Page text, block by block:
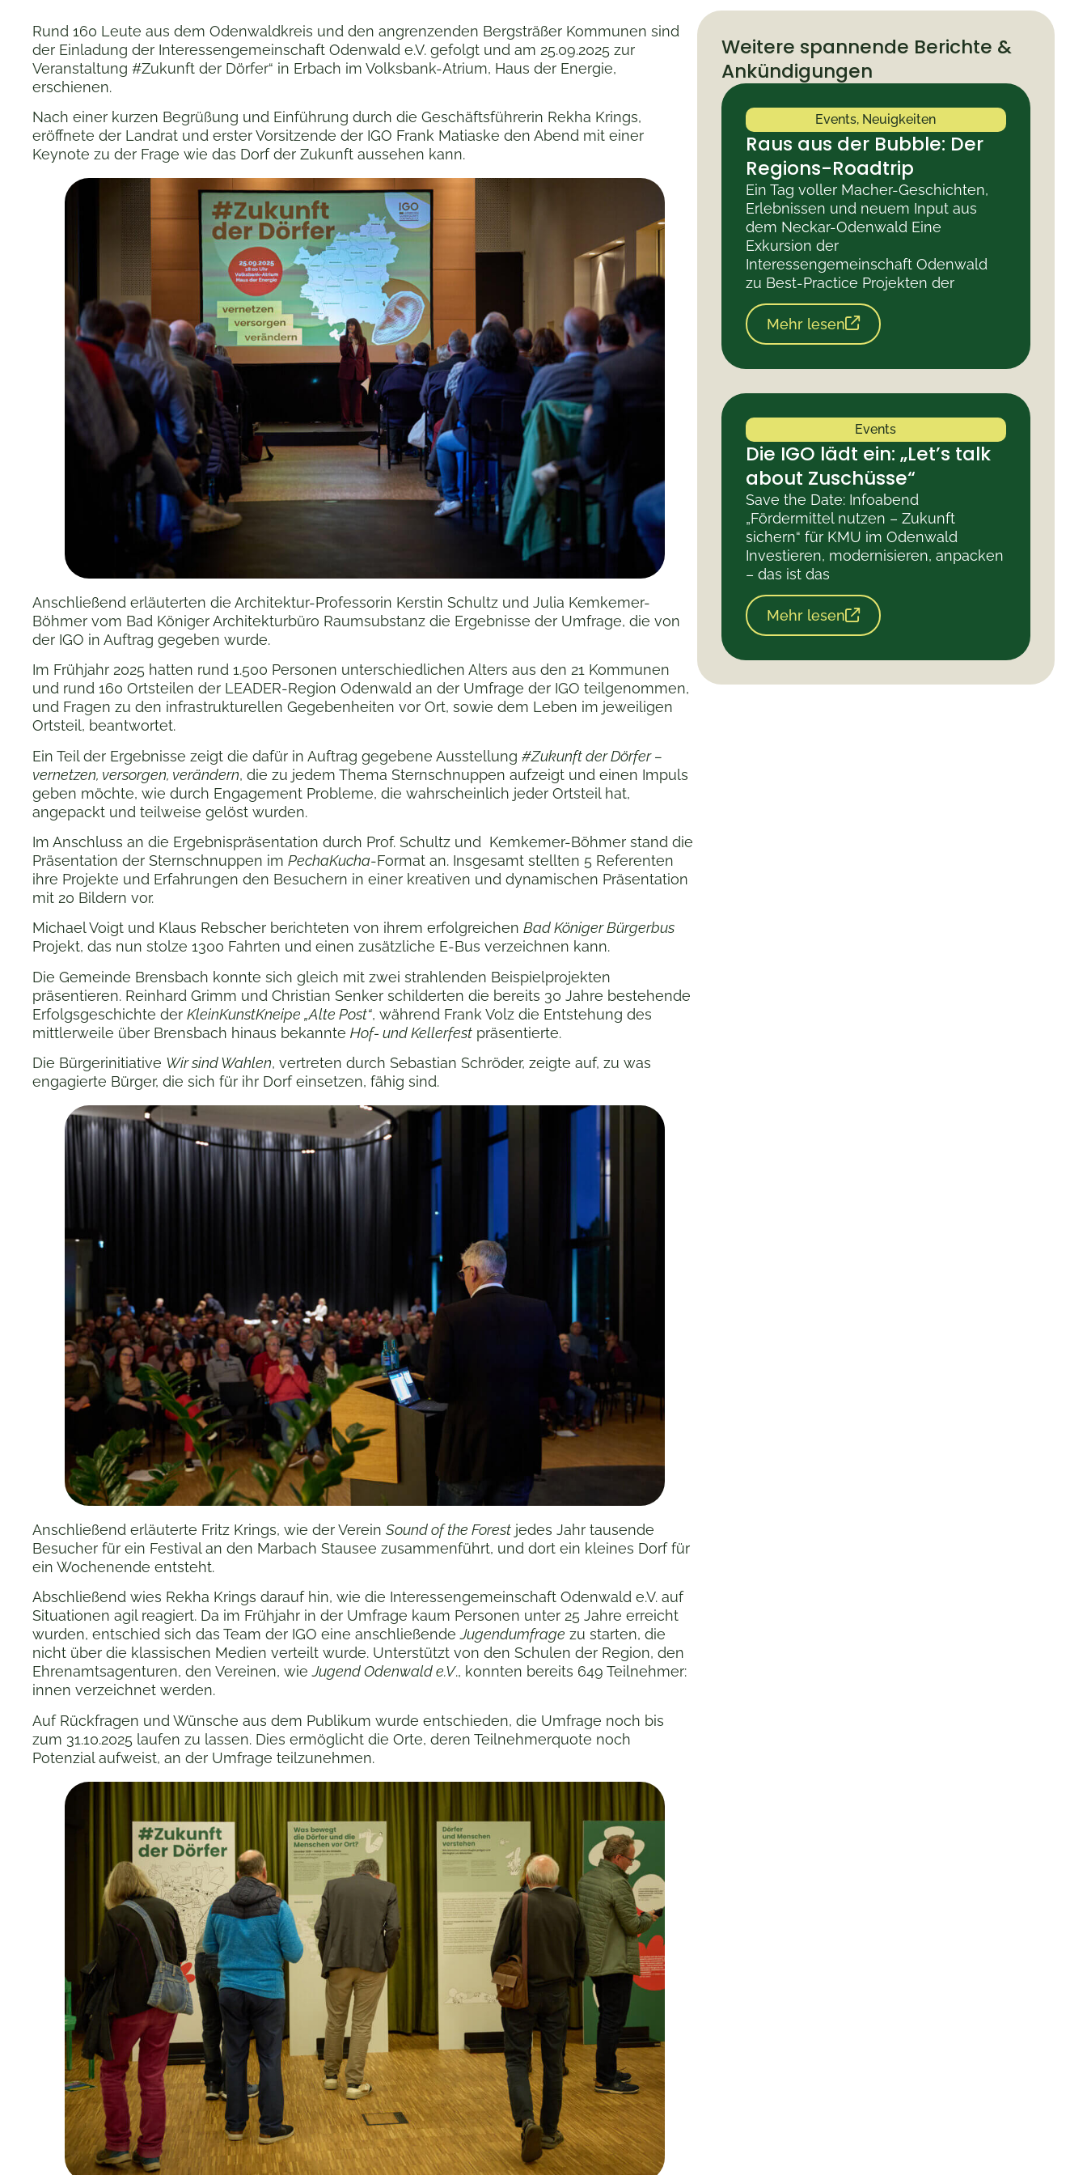
Rund 160 Leute aus dem Odenwaldkreis und den angrenzenden Bergsträßer Kommunen sind
der Einladung der Interessengemeinschaft Odenwald e.V. gefolgt und am 25.09.2025 zur
Veranstaltung #Zukunft der Dörfer“ in Erbach im Volksbank-Atrium, Haus der Energie,
erschienen.
Nach einer kurzen Begrüßung und Einführung durch die Geschäftsführerin Rekha Krings,
eröffnete der Landrat und erster Vorsitzende der IGO Frank Matiaske den Abend mit einer
Keynote zu der Frage wie das Dorf der Zukunft aussehen kann.
Anschließend erläuterten die Architektur-Professorin Kerstin Schultz und Julia Kemkemer-
Böhmer vom Bad Königer Architekturbüro Raumsubstanz die Ergebnisse der Umfrage, die von
der IGO in Auftrag gegeben wurde.
Im Frühjahr 2025 hatten rund 1.500 Personen unterschiedlichen Alters aus den 21 Kommunen
und rund 160 Ortsteilen der LEADER-Region Odenwald an der Umfrage der IGO teilgenommen,
und Fragen zu den infrastrukturellen Gegebenheiten vor Ort, sowie dem Leben im jeweiligen
Ortsteil, beantwortet.
Ein Teil der Ergebnisse zeigt die dafür in Auftrag gegebene Ausstellung #Zukunft der Dörfer –
vernetzen, versorgen, verändern, die zu jedem Thema Sternschnuppen aufzeigt und einen Impuls
geben möchte, wie durch Engagement Probleme, die wahrscheinlich jeder Ortsteil hat,
angepackt und teilweise gelöst wurden.
Im Anschluss an die Ergebnispräsentation durch Prof. Schultz und Kemkemer-Böhmer stand die
Präsentation der Sternschnuppen im PechaKucha-Format an. Insgesamt stellten 5 Referenten
ihre Projekte und Erfahrungen den Besuchern in einer kreativen und dynamischen Präsentation
mit 20 Bildern vor.
Michael Voigt und Klaus Rebscher berichteten von ihrem erfolgreichen Bad Königer Bürgerbus
Projekt, das nun stolze 1300 Fahrten und einen zusätzliche E-Bus verzeichnen kann.
Die Gemeinde Brensbach konnte sich gleich mit zwei strahlenden Beispielprojekten
präsentieren. Reinhard Grimm und Christian Senker schilderten die bereits 30 Jahre bestehende
Erfolgsgeschichte der KleinKunstKneipe „Alte Post“, während Frank Volz die Entstehung des
mittlerweile über Brensbach hinaus bekannte Hof- und Kellerfest präsentierte.
Die Bürgerinitiative Wir sind Wahlen, vertreten durch Sebastian Schröder, zeigte auf, zu was
engagierte Bürger, die sich für ihr Dorf einsetzen, fähig sind.
Anschließend erläuterte Fritz Krings, wie der Verein Sound of the Forest jedes Jahr tausende
Besucher für ein Festival an den Marbach Stausee zusammenführt, und dort ein kleines Dorf für
ein Wochenende entsteht.
Abschließend wies Rekha Krings darauf hin, wie die Interessengemeinschaft Odenwald e.V. auf
Situationen agil reagiert. Da im Frühjahr in der Umfrage kaum Personen unter 25 Jahre erreicht
wurden, entschied sich das Team der IGO eine anschließendeJugendumfrage zu starten, die
nicht über die klassischen Medien verteilt wurde. Unterstützt von den Schulen der Region, den
Ehrenamtsagenturen, den Vereinen, wieJugend Odenwald e.V., konnten bereits 649 Teilnehmer:
innen verzeichnet werden.
Auf Rückfragen und Wünsche aus dem Publikum wurde entschieden, die Umfrage noch bis
zum 31.10.2025 laufen zu lassen. Dies ermöglicht die Orte, deren Teilnehmerquote noch
Potenzial aufweist, an der Umfrage teilzunehmen.
Weitere spannende Berichte &
Ankündigungen
Events, Neuigkeiten
Raus aus der Bubble: Der
Regions-Roadtrip
Ein Tag voller Macher-Geschichten,
Erlebnissen und neuem Input aus
dem Neckar-Odenwald Eine
Exkursion der
Interessengemeinschaft Odenwald
zu Best-Practice Projekten der
Mehr lesen
Events
Die IGO lädt ein: „Let’s talk
about Zuschüsse“
Save the Date: Infoabend
„Fördermittel nutzen – Zukunft
sichern“ für KMU im Odenwald
Investieren, modernisieren, anpacken
– das ist das
Mehr lesen